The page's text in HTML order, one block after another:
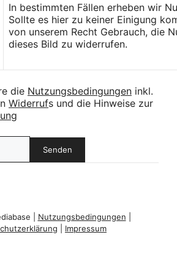
In bestimmten Fällen erheben wir
Sollte es hier zu keiner Einigung
von unserem Recht Gebrauch, die
dieses Bild zu widerrufen.
die Nutzungsbedingungen inkl.
Widerrufs und die Hinweise zur
| Nutzungsbedingungen
Impressum